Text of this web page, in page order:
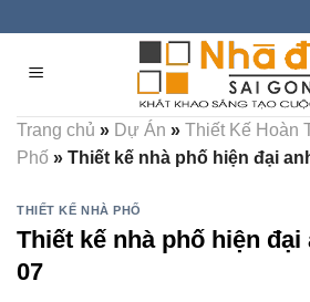
content
Trang chủ » Dự Án » Thiết Kế Hoàn
Phố » Thiết kế nhà phố hiện đại
THIẾT KẾ NHÀ PHỐ
Thiết kế nhà phố hiện đại
07